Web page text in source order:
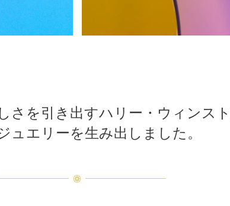
さを引き出すハリー・ウィンスト
ュエリーを生み出しました。